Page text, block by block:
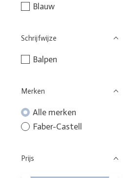
Blauw
Schrijfwijze
Balpen
Merken
Alle merken
Faber-Castell
Prijs